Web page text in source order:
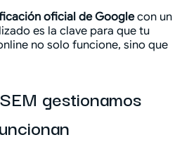
oficial de Googlecon un
es la clave para que tu
no solo funcione, sino que
gestionamos